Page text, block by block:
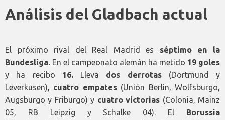
Análisis del Gladbach actual
El próximo rival del Real Madrid es séptimo en la
Bundesliga. En el campeonato alemán ha metido 19 goles
y ha recibo 16.Lleva dos derrotas(Dortmund y
Leverkusen), cuatro empates(Unión Berlin, Wolfsburgo,
Augsburgo y Friburgo) y cuatro victorias (Colonia, Mainz
05, RB Leipzig y Schalke 04). El Borussia